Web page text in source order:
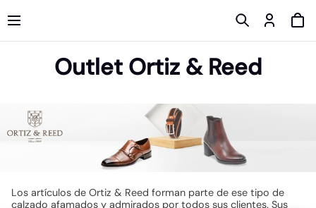
Outlet Ortiz & Reed
Los artículos de Ortiz & Reed forman parte de ese tipo de
calzado afamados y admirados por todos sus clientes. Sus